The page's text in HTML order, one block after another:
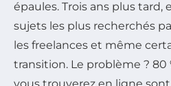
épaules. Trois ans plus tard,
sujets les plus recherchés
les freelances et même
transition. Le problème ? 80